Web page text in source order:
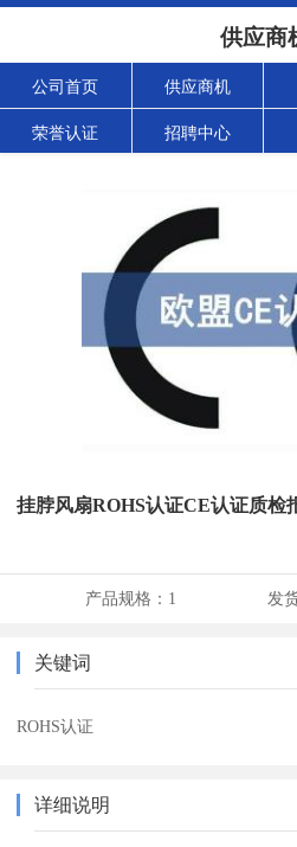
供应商
公司首页 供应商机
荣誉认证 招聘中心
挂脖风扇ROHS认证CE认证质检
产品规格： 1 发
关键词
ROHS认证
详细说明